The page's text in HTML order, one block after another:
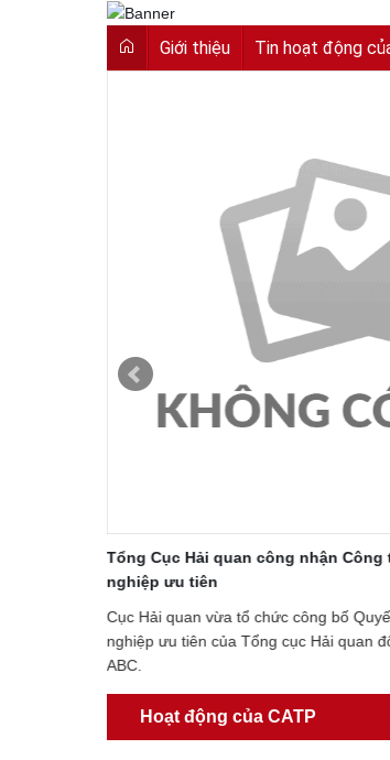
Giới thiệu Tin hoạt động
Hoạt động của
Vì an ninh tổ quốc
Cải cách hành chính
An toàn giao thông
TNHH ABC là doanh
định công nhận doanh
với Công ty TNHH
Tăng cường hỗ trợ pháp
Nhằm quán triệt, phổ biến
hành, căn cứ chỉ đạo của
hoạch tăng cường công tác
Hoạt động của CATP